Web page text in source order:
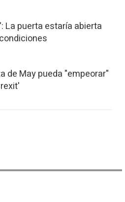
La puerta estaría abierta
de May pueda "empeorar"